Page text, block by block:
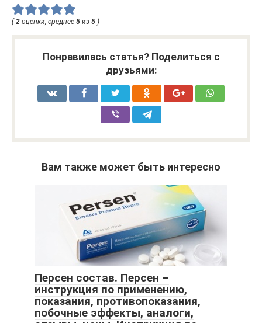
(2 оценки, среднее 5 из 5 )
Понравилась статья? Поделиться с
друзьями:
Вам также может быть интересно
Персен состав. Персен –
инструкция по применению,
показания, противопоказания,
побочные эффекты, аналоги,